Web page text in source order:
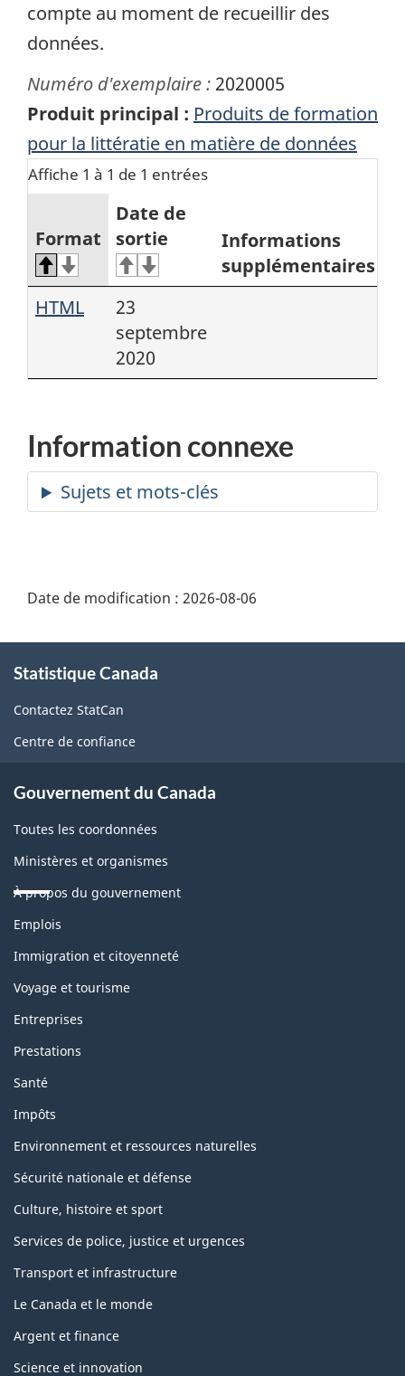
compte au moment de recueillir des
données.
Numéro d'exemplaire : 2020005
Produit principal : Produits de formation
pour la littératie en matière de données
Affiche 1 à 1 de 1 entrées
Format
Date de
sortie
Informations
supplémentaires
HTML
23
septembre
2020
Information connexe
Date de modification : 2026-08-06
propos
de
ce
Statistique Canada
Contactez StatCan
Centre de confiance
Gouvernement du Canada
Toutes les coordonnées
Ministères et organismes
À propos du gouvernement
Thèmes
sujets
Emplois
Immigration et citoyenneté
Voyage et tourisme
Entreprises
Prestations
Santé
Impôts
Environnement et ressources naturelles
Sécurité nationale et défense
Culture, histoire et sport
Services de police, justice et urgences
Transport et infrastructure
Le Canada et le monde
Argent et finance
Science et innovation